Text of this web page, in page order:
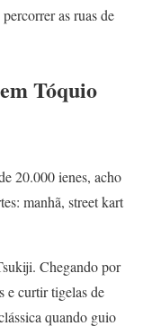
as ruas de
Tóquio
20.000 ienes, acho
manhã, street kart
Chegando por
e curtir tigelas de
quando guio